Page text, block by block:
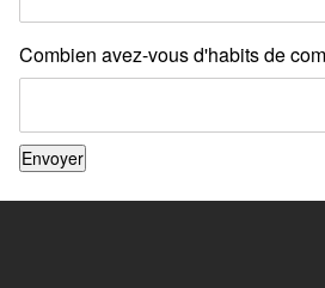
Combien avez-vous d'habits de
Envoyer